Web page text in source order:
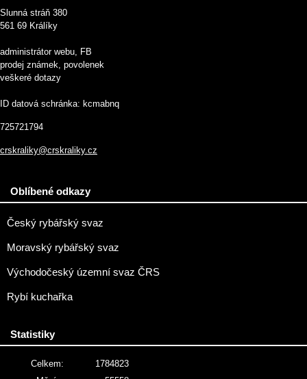
Slunná stráň 380
561 69 Králíky
administrátor webu, FB
prodej známek, povolenek
veškeré dotazy
ID datová schránka: kcmabnq
725721794
crskraliky@crskraliky.cz
Oblíbené odkazy
Český rybářský svaz
Moravský rybářský svaz
Východočeský územní svaz ČRS
Rybí kuchařka
Statistiky
Celkem:
1784823